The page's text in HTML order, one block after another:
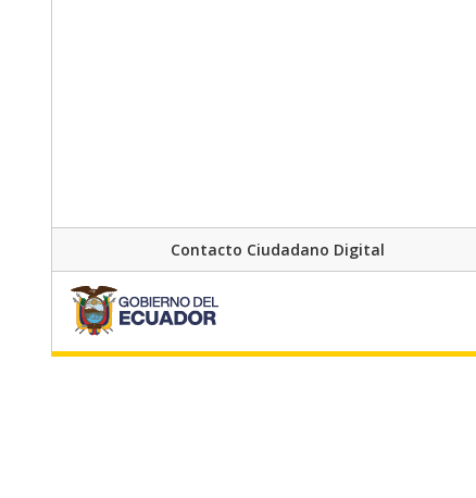
Contacto Ciudadano Digital